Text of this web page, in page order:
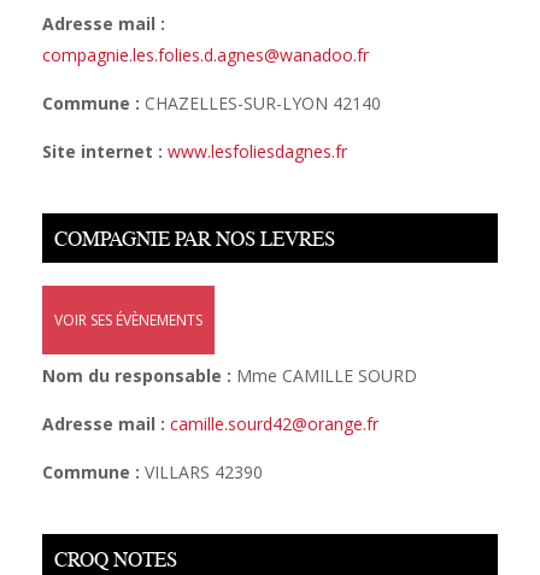
Adresse mail :
compagnie.les.folies.d.agnes@wanadoo.fr
Commune : CHAZELLES-SUR-LYON 42140
Site internet : www.lesfoliesdagnes.fr
COMPAGNIE PAR NOS LEVRES
VOIR SES ÉVÈNEMENTS
Nom du responsable : Mme CAMILLE SOURD
Adresse mail : camille.sourd42@orange.fr
Commune : VILLARS 42390
CROQ NOTES